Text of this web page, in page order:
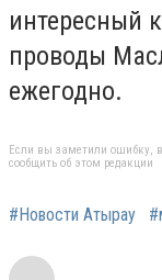
интересный
проводы
ежегодно.
Если вы заметили ошибку,
сообщить об этом редакции
#Новости Атырау